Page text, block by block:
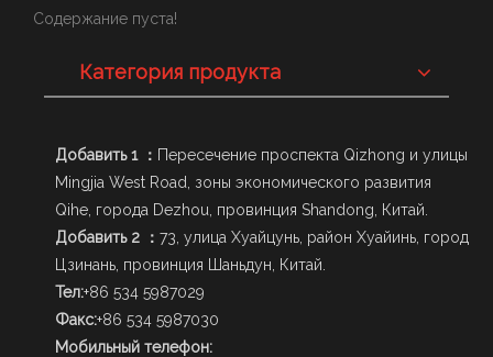
Содержание пуста!
Категория продукта
Добавить 1 ： Пересечение проспекта Qizhong и улицы
Mingjia West Road, зоны экономического развития
Qihe, города Dezhou, провинция Shandong, Китай.
Добавить 2 ： 73, улица Хуайцунь, район Хуайинь, город
Цзинань, провинция Шаньдун, Китай.
Тел:+86 534 5987029
Факс:+86 534 5987030
Мобильный телефон: